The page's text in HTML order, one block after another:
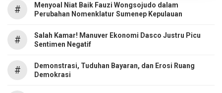
#
Menyoal Niat Baik Fauzi Wongsojudo dalam
Perubahan Nomenklatur Sumenep Kepulauan
#
Salah Kamar! Manuver Ekonomi Dasco Justru Picu
Sentimen Negatif
#
Demonstrasi, Tuduhan Bayaran, dan Erosi Ruang
Demokrasi